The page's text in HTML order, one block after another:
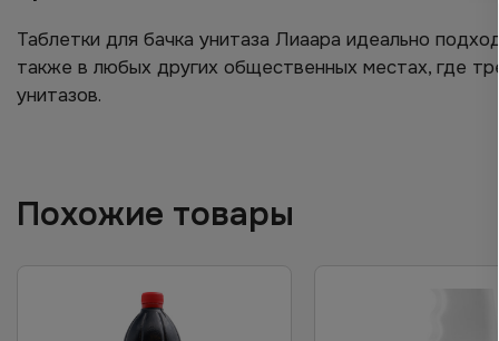
Таблетки для бачка унитаза Лиаара идеально
также в любых других общественных местах, где
унитазов.
Похожие товары